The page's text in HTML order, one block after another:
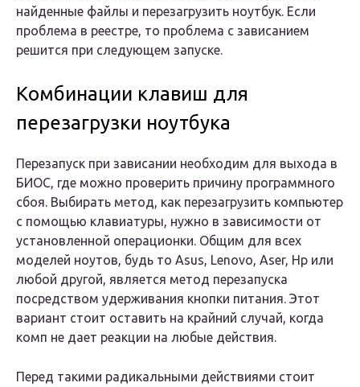
найденные файлы и перезагрузить ноутбук. Если
проблема в реестре, то проблема с зависанием
решится при следующем запуске.
Комбинации клавиш для
перезагрузки ноутбука
Перезапуск при зависании необходим для выхода в
БИОС, где можно проверить причину программного
сбоя. Выбирать метод, как перезагрузить компьютер
с помощью клавиатуры, нужно в зависимости от
установленной операционки. Общим для всех
моделей ноутов, будь то Asus, Lenovo, Aser, Hp или
любой другой, является метод перезапуска
посредством удерживания кнопки питания. Этот
вариант стоит оставить на крайний случай, когда
комп не дает реакции на любые действия.
Перед такими радикальными действиями стоит